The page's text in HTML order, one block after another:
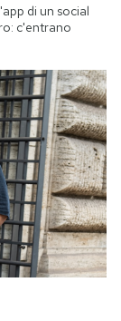
di un social
c'entrano